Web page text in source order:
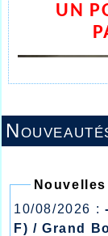
Nouvelles
10/08/2026 :
F) / Grand
UN